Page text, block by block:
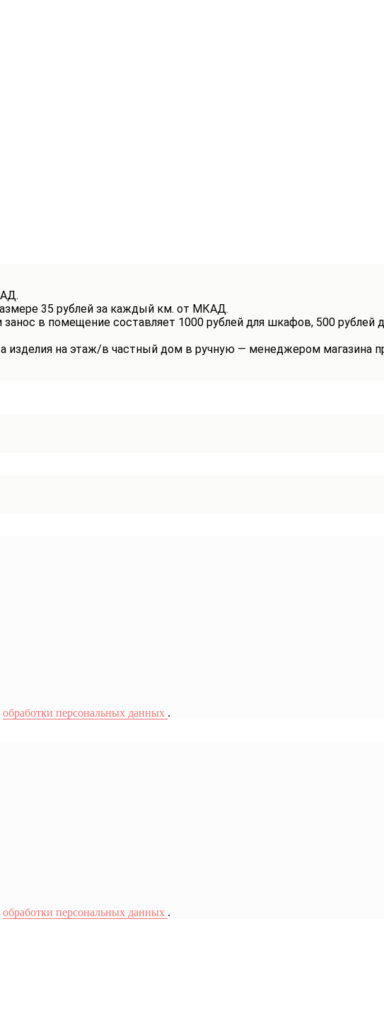
35 рублей за каждый км. от МКАД.
в помещение составляет 1000 рублей для шкафов, 500
изделия на этаж/в частный дом в ручную — менеджером магазина
обработки персональных данных .
обработки персональных данных .